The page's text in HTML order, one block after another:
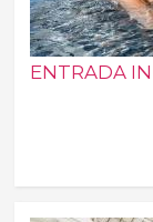
ENTRADA